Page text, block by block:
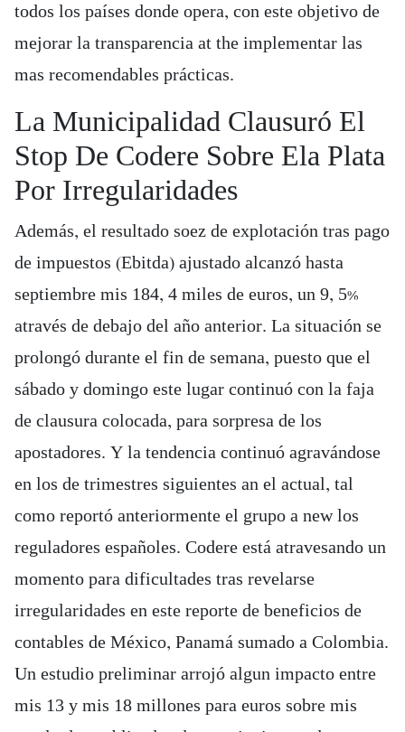
todos los países donde opera, con este objetivo de
mejorar la transparencia at the implementar las
mas recomendables prácticas.
La Municipalidad Clausuró El
Stop De Codere Sobre Ela Plata
Por Irregularidades
Además, el resultado soez de explotación tras pago
de impuestos (Ebitda) ajustado alcanzó hasta
septiembre mis 184, 4 miles de euros, un 9, 5%
através de debajo del año anterior. La situación se
prolongó durante el fin de semana, puesto que el
sábado y domingo este lugar continuó con la faja
de clausura colocada, para sorpresa de los
apostadores. Y la tendencia continuó agravándose
en los de trimestres siguientes an el actual, tal
como reportó anteriormente el grupo a new los
reguladores españoles. Codere está atravesando un
momento para dificultades tras revelarse
irregularidades en este reporte de beneficios de
contables de México, Panamá sumado a Colombia.
Un estudio preliminar arrojó algun impacto entre
mis 13 y mis 18 millones para euros sobre mis